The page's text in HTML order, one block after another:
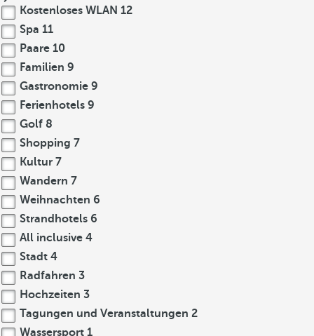
Kostenloses WLAN 12
Spa 11
Paare 10
Familien 9
Gastronomie 9
Ferienhotels 9
Golf 8
Shopping 7
Kultur 7
Wandern 7
Weihnachten 6
Strandhotels 6
All inclusive 4
Stadt 4
Radfahren 3
Hochzeiten 3
Tagungen und Veranstaltungen 2
Wassersport 1